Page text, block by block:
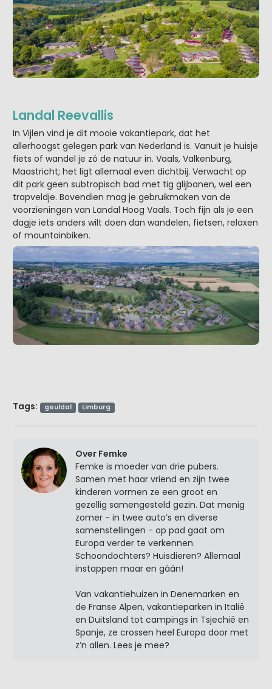
Landal Reevallis
In Vijlen vind je dit mooie vakantiepark, dat het
allerhoogst gelegen park van Nederland is. Vanuit je huisje
fiets of wandel je zó de natuur in. Vaals, Valkenburg,
Maastricht; het ligt allemaal even dichtbij. Verwacht op
dit park geen subtropisch bad met tig glijbanen, wel een
trapveldje. Bovendien mag je gebruikmaken van de
voorzieningen van Landal Hoog Vaals. Toch fijn als je een
dagje iets anders wilt doen dan wandelen, fietsen, relaxen
of mountainbiken.
Tags: geuldal Limburg
Over Femke
Femke is moeder van drie pubers.
Samen met haar vriend en zijn twee
kinderen vormen ze een groot en
gezellig samengesteld gezin. Dat menig
zomer - in twee auto’s en diverse
samenstellingen - op pad gaat om
Europa verder te verkennen.
Schoondochters? Huisdieren? Allemaal
instappen maar en gáán!
Van vakantiehuizen in Denemarken en
de Franse Alpen, vakantieparken in Italië
en Duitsland tot campings in Tsjechië en
Spanje, ze crossen heel Europa door met
z’n allen. Lees je mee?